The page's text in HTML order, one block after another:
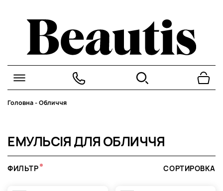
Головна-Обличчя
ЕМУЛЬСІЯ ДЛЯ ОБЛИЧЧЯ
ФИЛЬТР СОРТИРОВКА